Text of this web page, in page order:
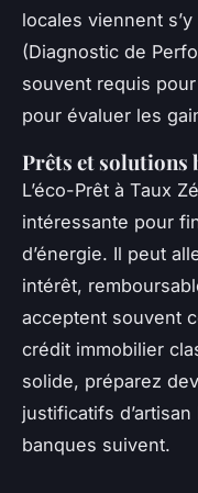
locales viennent
(Diagnostic de
souvent requis
pour évaluer les
Prêts et solutions
L’éco-Prêt à Taux
intéressante pour
d’énergie. Il peut
intérêt,
acceptent souvent
crédit immobilier
solide, préparez
justificatifs d’artisan
banques suivent.